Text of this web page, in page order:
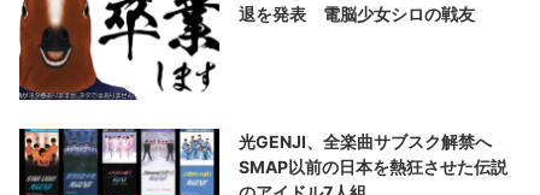
退を発表 電脳少女シロの戦友
光GENJI、全楽曲サブスク解禁へ
SMAP以前の日本を熱狂させた伝説